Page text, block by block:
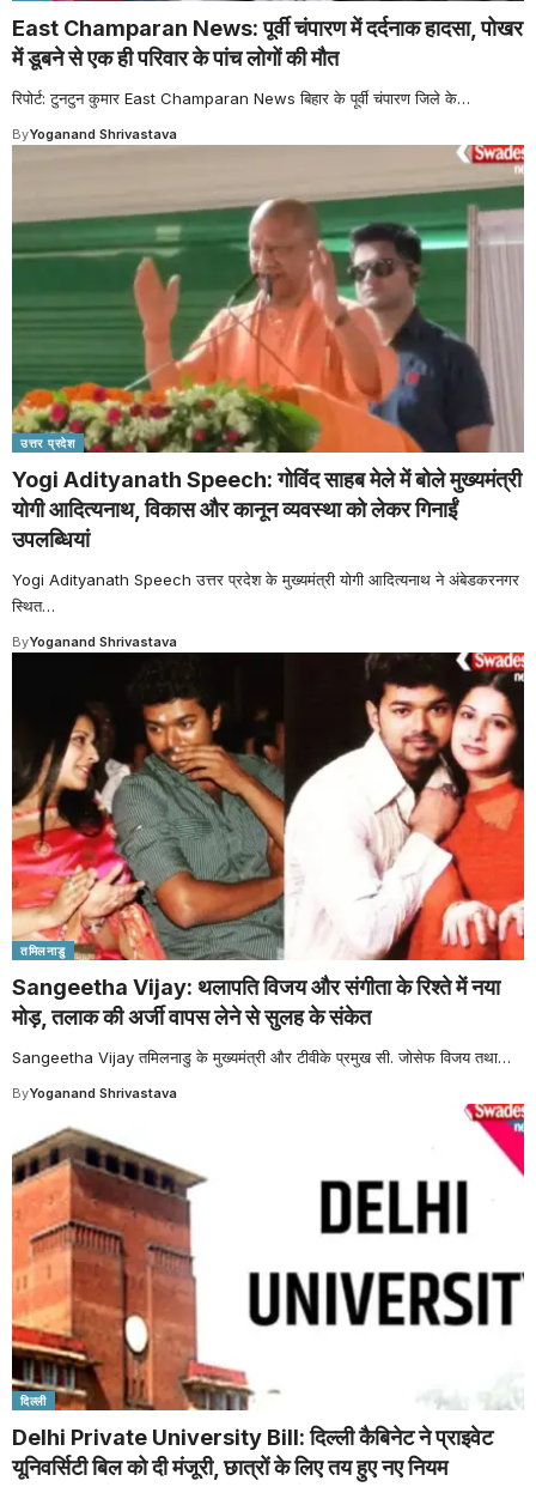
East Champaran News: पूर्वी चंपारण में दर्दनाक हादसा, पोखर
में डूबने से एक ही परिवार के पांच लोगों की मौत
रिपोर्ट: टुनटुन कुमार East Champaran News बिहार के पूर्वी चंपारण जिले के…
ByYoganand Shrivastava
उत्तर प्रदेश
Yogi Adityanath Speech: गोविंद साहब मेले में बोले मुख्यमंत्री
योगी आदित्यनाथ, विकास और कानून व्यवस्था को लेकर गिनाईं
उपलब्धियां
Yogi Adityanath Speech उत्तर प्रदेश के मुख्यमंत्री योगी आदित्यनाथ ने अंबेडकरनगर
स्थित…
ByYoganand Shrivastava
तमिलनाडु
Sangeetha Vijay: थलापति विजय और संगीता के रिश्ते में नया
मोड़, तलाक की अर्जी वापस लेने से सुलह के संकेत
Sangeetha Vijay तमिलनाडु के मुख्यमंत्री और टीवीके प्रमुख सी. जोसेफ विजय तथा…
ByYoganand Shrivastava
दिल्ली
Delhi Private University Bill: दिल्ली कैबिनेट ने प्राइवेट
यूनिवर्सिटी बिल को दी मंजूरी, छात्रों के लिए तय हुए नए नियम